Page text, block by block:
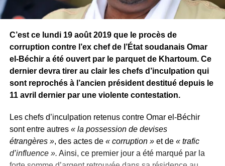
C’est ce lundi 19 août 2019 que le procès de
corruption contre l’ex chef de l’État soudanais Omar
el-Béchir a été ouvert par le parquet de Khartoum. Ce
dernier devra tirer au clair les chefs d’inculpation qui
sont reprochés à l’ancien président destitué depuis le
11 avril dernier par une violente contestation.
Les chefs d’inculpation retenus contre Omar el-Béchir
sont entre autres « la possession de devises
étrangères », des actes de « corruption »et de« trafic
d’influence ». Ainsi, ce premier jour a été marqué par la